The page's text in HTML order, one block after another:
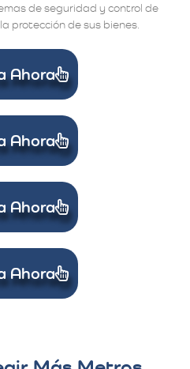
de seguridad y control de
protección de sus bienes.
Ahora
Ahora
Ahora
Ahora